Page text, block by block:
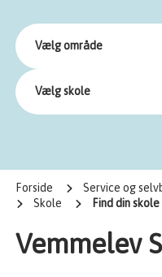
Vælg område
Vælg skole
Forside Service og
Skole
Find din skole
Vemmelev